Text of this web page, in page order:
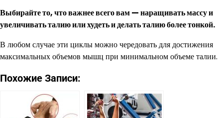
Выбирайте то, что важнее всего вам — наращивать массу и
увеличивать талию или худеть и делать талию более тонкой.
В любом случае эти циклы можно чередовать для достижения
максимальных объемов мышц при минимальном объеме талии.
Похожие Записи: